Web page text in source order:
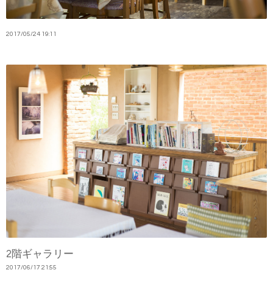
2017/05/24 19:11
2階ギャラリー
2017/06/17 21:55